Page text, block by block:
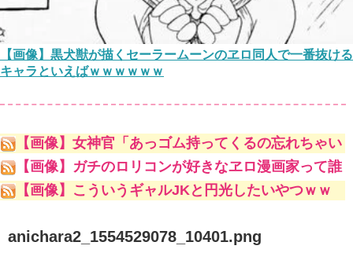
【画像】黒犬獣が描くセーラームーンのヱロ同人で一番抜ける
キャラといえばｗｗｗｗｗｗ
【画像】女神官「あっゴム持ってくるの忘れちゃい
ました」ゴブリンスレイヤー「問題ない」ﾇﾌﾟﾌﾟ女
神官「やっ！な、生はダメ！あん///」
【画像】ガチのロリコンが好きなヱロ漫画家って誰
やｗｗｗｗｗ
【画像】こういうギャルJKと円光したいやつｗｗ
anichara2_1554529078_10401.png